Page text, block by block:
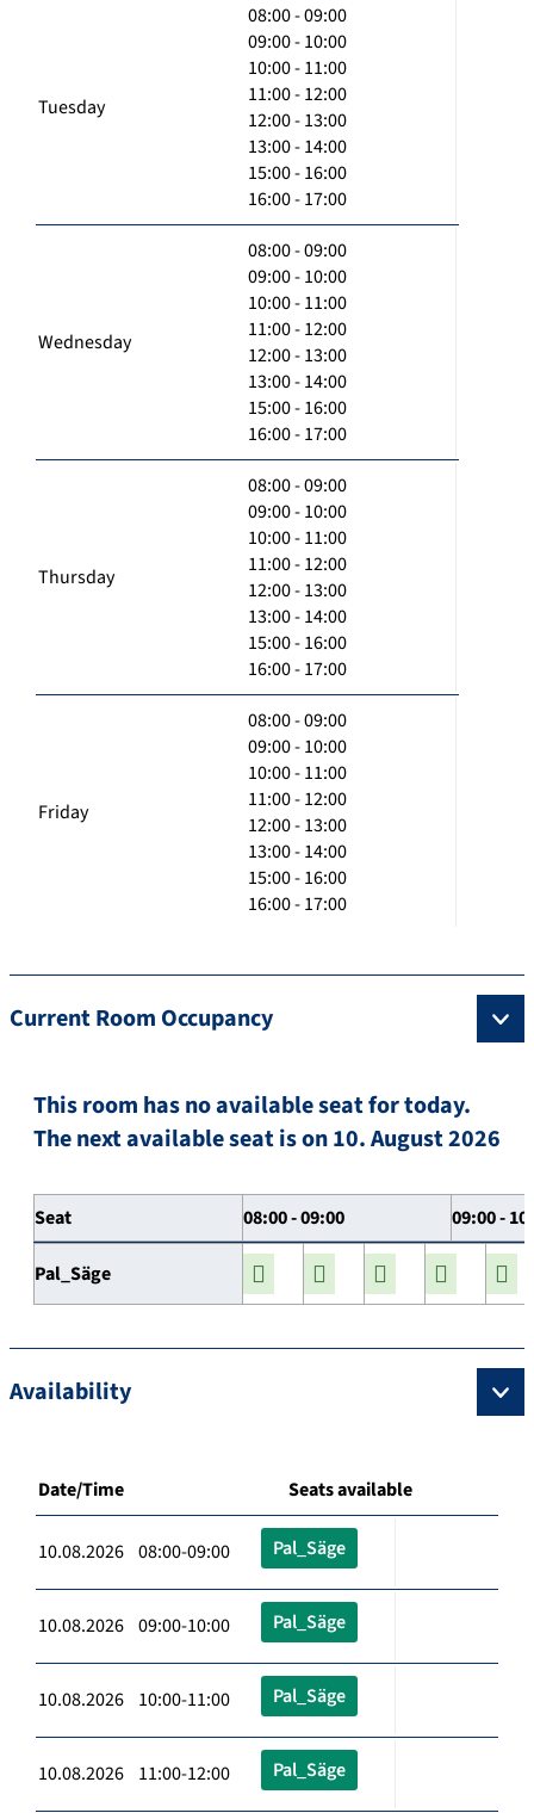
Tuesday
08:00 - 09:00
09:00 - 10:00
10:00 - 11:00
11:00 - 12:00
12:00 - 13:00
13:00 - 14:00
15:00 - 16:00
16:00 - 17:00
Wednesday
08:00 - 09:00
09:00 - 10:00
10:00 - 11:00
11:00 - 12:00
12:00 - 13:00
13:00 - 14:00
15:00 - 16:00
16:00 - 17:00
Thursday
08:00 - 09:00
09:00 - 10:00
10:00 - 11:00
11:00 - 12:00
12:00 - 13:00
13:00 - 14:00
15:00 - 16:00
16:00 - 17:00
Friday
08:00 - 09:00
09:00 - 10:00
10:00 - 11:00
11:00 - 12:00
12:00 - 13:00
13:00 - 14:00
15:00 - 16:00
16:00 - 17:00
Current Room Occupancy
This room has no available seat for today.
The next available seat is on 10. August 2026
Seat 08:00 - 09:00 09:00 -
Pal_Säge
Availability
Date/Time Seats available
10.08.2026 08:00-09:00 Pal_Säge
10.08.2026 09:00-10:00 Pal_Säge
10.08.2026 10:00-11:00 Pal_Säge
10.08.2026 11:00-12:00 Pal_Säge